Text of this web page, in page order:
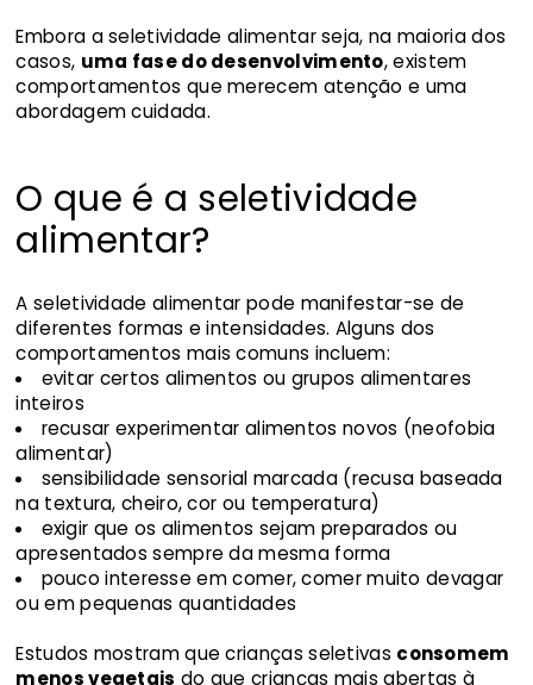
Embora a seletividade alimentar seja, na maioria dos
casos, uma fase do desenvolvimento, existem
comportamentos que merecem atenção e uma
abordagem cuidada.
O que é a seletividade
alimentar?
A seletividade alimentar pode manifestar-se de
diferentes formas e intensidades. Alguns dos
comportamentos mais comuns incluem:
evitar certos alimentos ou grupos alimentares
inteiros
recusar experimentar alimentos novos (neofobia
alimentar)
sensibilidade sensorial marcada (recusa baseada
na textura, cheiro, cor ou temperatura)
exigir que os alimentos sejam preparados ou
apresentados sempre da mesma forma
pouco interesse em comer, comer muito devagar
ou em pequenas quantidades
Estudos mostram que crianças seletivas consomem
menos vegetais do que crianças mais abertas à